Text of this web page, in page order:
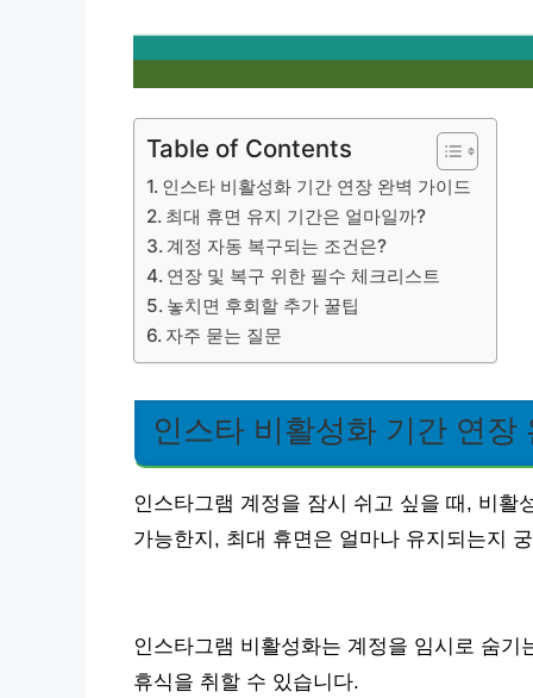
Table of Contents
인스타 비활성화 기간 연장 완벽 가이드
최대 휴면 유지 기간은 얼마일까?
계정 자동 복구되는 조건은?
연장 및 복구 위한 필수 체크리스트
놓치면 후회할 추가 꿀팁
자주 묻는 질문
인스타 비활성화 기간 연장
인스타그램 계정을 잠시 쉬고 싶을 때, 비활
가능한지, 최대 휴면은 얼마나 유지되는지
인스타그램 비활성화는 계정을 임시로 숨
휴식을 취할 수 있습니다.